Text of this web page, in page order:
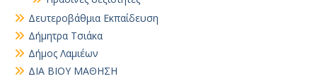
Δευτεροβάθμια Εκπαίδευση
Δήμητρα Τσιάκα
Δήμος Λαμιέων
ΔΙΑ ΒΙΟΥ ΜΑΘΗΣΗ